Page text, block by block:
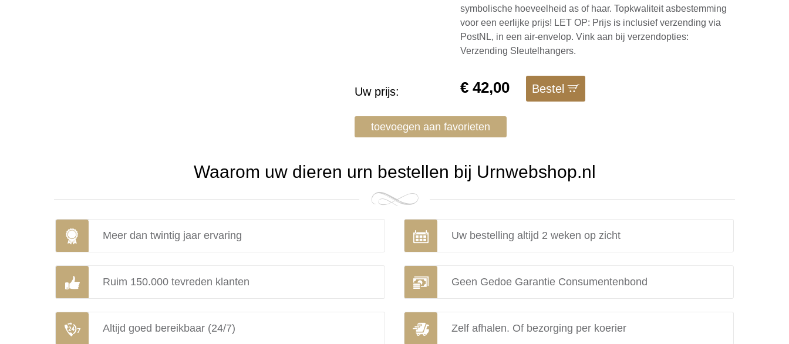
symbolische hoeveelheid as of haar. Topkwaliteit asbestemming
voor een eerlijke prijs! LET OP: Prijs is inclusief verzending via
PostNL, in een air-envelop. Vink aan bij verzendopties:
Verzending Sleutelhangers.
Uw prijs: €42,00 Bestel
toevoegen aan favorieten
Waarom uw dieren urn bestellen bij Urnwebshop.nl
Meer dan twintig jaar ervaring Uw bestelling altijd 2 weken op zicht
Ruim 150.000 tevreden klanten Geen Gedoe Garantie Consumentenbond
Altijd goed bereikbaar (24/7) Zelf afhalen. Of bezorging per koerier